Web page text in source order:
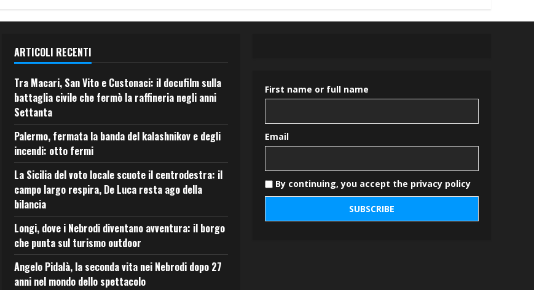
ARTICOLI RECENTI
Tra Macari, San Vito e Custonaci: il docufilm sulla
battaglia civile che fermò la raffineria negli anni
Settanta
Palermo, fermata la banda del kalashnikov e degli
incendi: otto fermi
La Sicilia del voto locale scuote il centrodestra: il
campo largo respira, De Luca resta ago della
bilancia
Longi, dove i Nebrodi diventano avventura: il borgo
che punta sul turismo outdoor
Angelo Pidalà, la seconda vita nei Nebrodi dopo 27
anni nel mondo dello spettacolo
First name or full name
Email
By continuing, you accept the privacy policy